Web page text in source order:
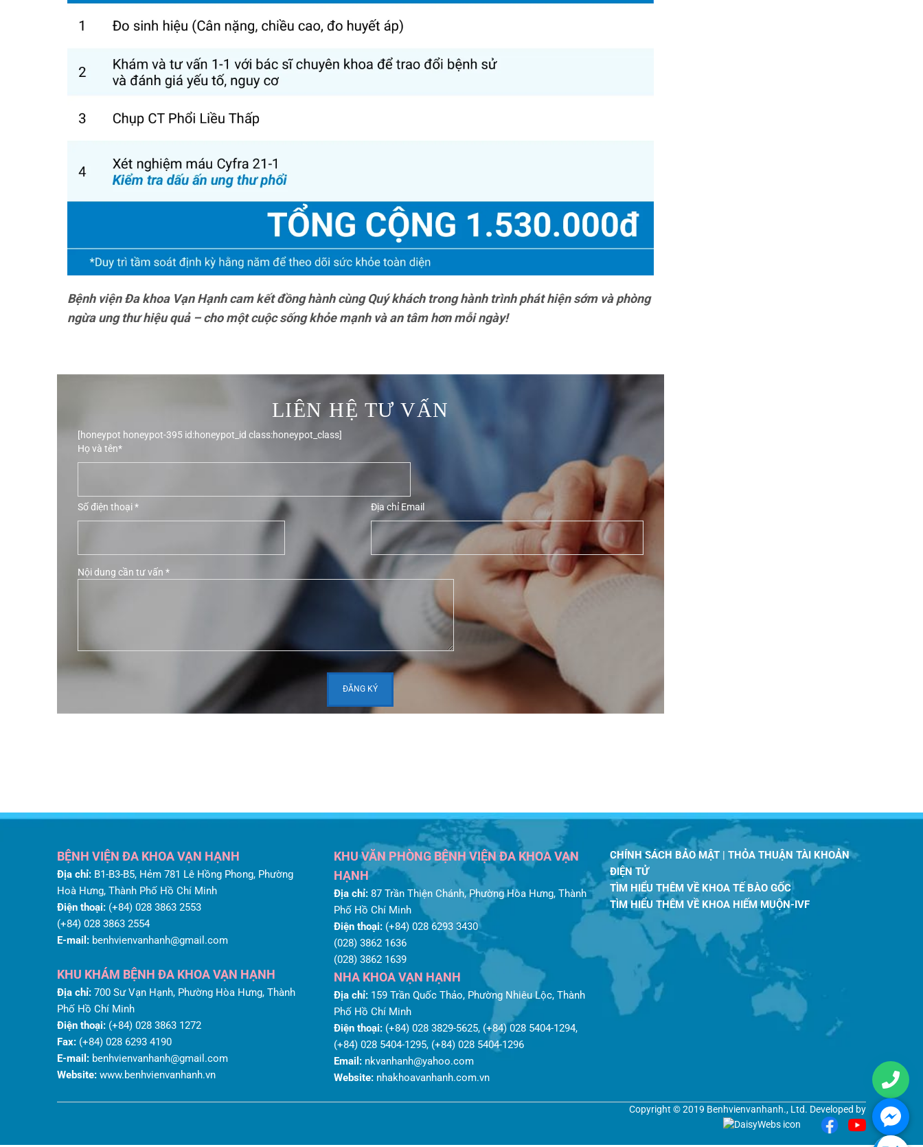
Bệnh viện Đa khoa Vạn Hạnh cam kết đồng hành cùng Quý khách trong hành trình phát hiện sớm và phòng
ngừa ung thư hiệu quả – cho một cuộc sống khỏe mạnh và an tâm hơn mỗi ngày!
LIÊN HỆ TƯ VẤN
[honeypot honeypot-395 id:honeypot_id class:honeypot_class]
Họ và tên*
Số điện thoại * Địa chỉ Email
Nội dung cần tư vấn *
BỆNH VIỆN ĐA KHOA VẠN HẠNH
Địa chỉ: B1-B3-B5, Hẻm 781 Lê Hồng Phong, Phường
Hoà Hưng, Thành Phố Hồ Chí Minh
Điện thoại: (+84) 028 3863 2553
(+84) 028 3863 2554
E-mail: benhvienvanhanh@gmail.com
KHU KHÁM BỆNH ĐA KHOA VẠN HẠNH
Địa chỉ: 700 Sư Vạn Hạnh, Phường Hòa Hưng, Thành
Phố Hồ Chí Minh
Điện thoại: (+84) 028 3863 1272
Fax: (+84) 028 6293 4190
E-mail: benhvienvanhanh@gmail.com
Website: www.benhvienvanhanh.vn
KHU VĂN PHÒNG BỆNH VIỆN ĐA KHOA VẠN
HẠNH
Địa chỉ: 87 Trần Thiện Chánh, Phường Hòa Hưng, Thành
Phố Hồ Chí Minh
Điện thoại:(+84) 028 6293 3430
(028) 3862 1636
(028) 3862 1639
NHA KHOA VẠN HẠNH
Địa chỉ:159 Trần Quốc Thảo, Phường Nhiêu Lộc, Thành
Phố Hồ Chí Minh
Điện thoại:(+84) 028 3829-5625, (+84) 028 5404-1294,
(+84) 028 5404-1295, (+84) 028 5404-1296
Email: nkvanhanh@yahoo.com
Website: nhakhoavanhanh.com.vn
CHÍNH SÁCH BẢO MẬT |THỎA THUẬN TÀI KHOẢN
ĐIỆN TỬ
TÌM HIỂU THÊM VỀ KHOA TẾ BÀO GỐC
TÌM HIỂU THÊM VỀ KHOA HIẾM MUỘN-IVF
Copyright © 2019 Benhvienvanhanh., Ltd. Developed by